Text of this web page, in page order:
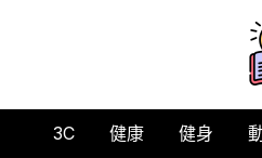
3C 健康 健身